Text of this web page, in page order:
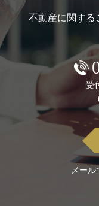
不動産に関す
受
メー